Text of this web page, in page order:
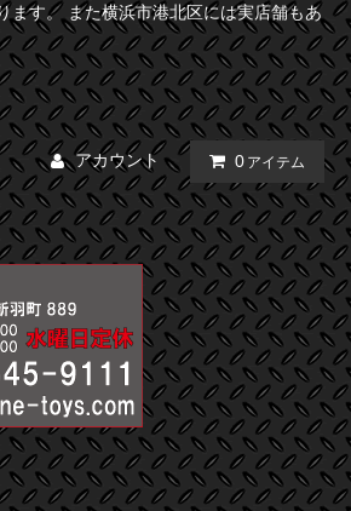
ます。 また横浜市港北区には実店舗もあ
アカウント 0 アイテム